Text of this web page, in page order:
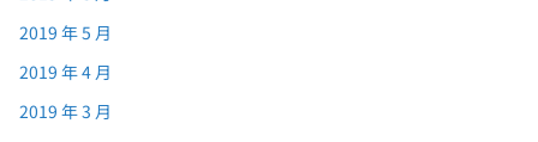
2019 年 5 月
2019 年 4 月
2019 年 3 月